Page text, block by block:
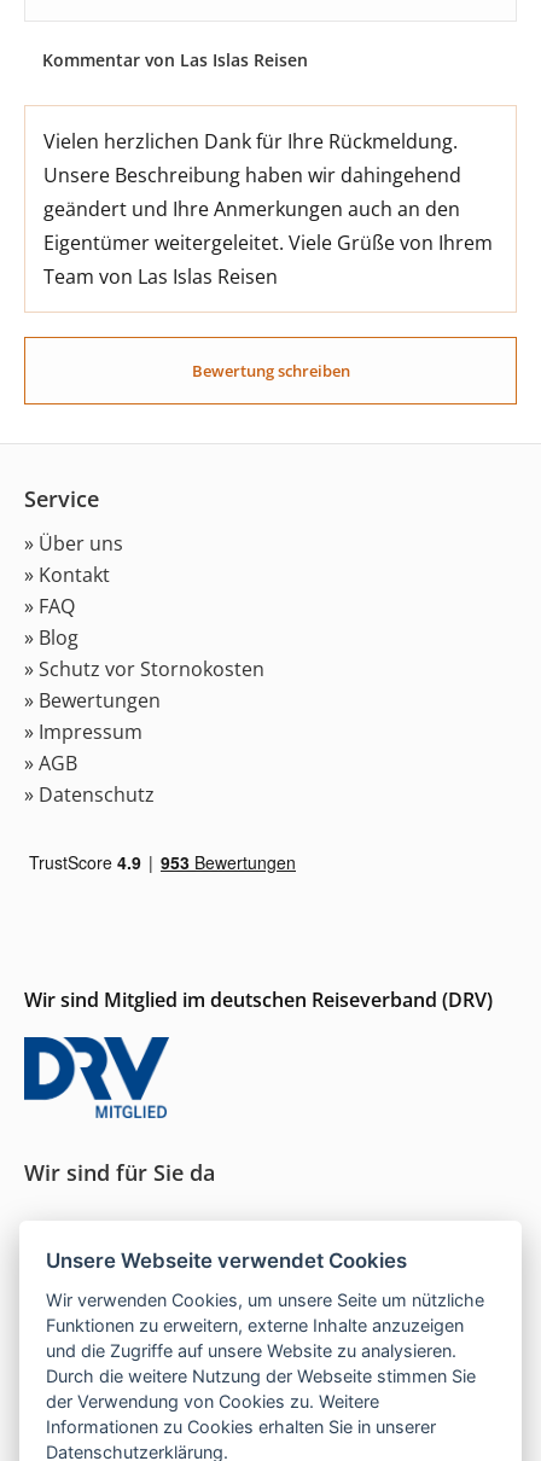
Kommentar von Las Islas Reisen
Vielen herzlichen Dank für Ihre Rückmeldung.
Unsere Beschreibung haben wir dahingehend
geändert und Ihre Anmerkungen auch an den
Eigentümer weitergeleitet. Viele Grüße von Ihrem
Team von Las Islas Reisen
Bewertung schreiben
Service
» Über uns
» Kontakt
» FAQ
» Blog
» Schutz vor Stornokosten
» Bewertungen
» Impressum
» AGB
» Datenschutz
Wir sind Mitglied im deutschen Reiseverband (DRV)
Wir sind für Sie da
das, was wirklich passt.
Mo–Do: 9–16 Uhr |Fr:9–13 Uhr
Telefon:05121 208 990
E-Mail: hallo@las-islas-reisen.de
Unsere Webseite verwendet Cookies
Wir verwenden Cookies, um unsere Seite um nützliche
Funktionen zu erweitern, externe Inhalte anzuzeigen
und die Zugriffe auf unsere Website zu analysieren.
Durch die weitere Nutzung der Webseite stimmen Sie
der Verwendung von Cookies zu. Weitere
Informationen zu Cookies erhalten Sie in unserer
Datenschutzerklärung.